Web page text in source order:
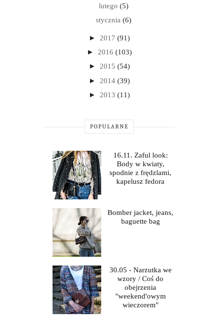
lutego (5)
stycznia (6)
► 2017 (91)
► 2016 (103)
► 2015 (54)
► 2014 (39)
► 2013 (11)
POPULARNE
16.11. Zaful look:
Body w kwiaty,
spodnie z frędzlami,
kapelusz fedora
Bomber jacket, jeans,
baguette bag
30.05 - Narzutka we
wzory / Coś do
obejrzenia
"weekend'owym
wieczorem"